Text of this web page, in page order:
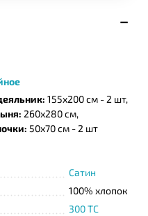
155x200 см - 2 шт,
260х280 см,
50х70 см - 2 шт
Сатин
100% хлопок
300 TC